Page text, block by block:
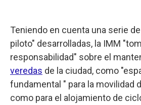
Teniendo en cuenta una serie
piloto" desarrolladas, la IMM
responsabilidad" sobre el
veredas de la ciudad, como
fundamental " para la movilidad
como para el alojamiento de